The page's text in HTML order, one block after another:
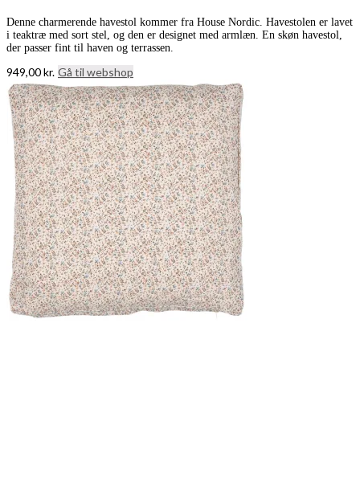
Denne charmerende havestol kommer fra House Nordic. Havestolen er lavet
i teaktræ med sort stel, og den er designet med armlæn. En skøn havestol,
der passer fint til haven og terrassen.
949,00kr. Gå til webshop